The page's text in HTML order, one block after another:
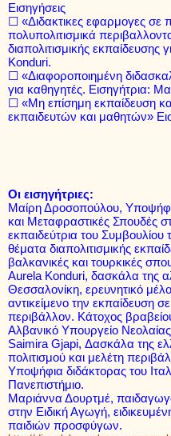
Εισηγήσεις
☐ «Διδακτικες εφαρμογες σε
πολυπολιτισμικά
διαπολιτισμικής εκπαίδευσης
Konduri.
☐ «Διαφοροποιημένη
για καθηγητές. Εισηγήτρια:
☐ «Μη επίσημη εκπαίδευση και
εκπαιδευτών και μαθητών»
Οι εισηγήτριες:
Μαίρη Δροσοπούλου,
και Μεταφραστικές Σπουδές
εκπαιδεύτρια του
θέματα διαπολιτισμικής
βαλκανικές και τουρκικές
Aurela Konduri, δασκάλα της
Θεσσαλονίκη, ερευνητικό
αντικείμενο την εκπαίδευση
περιβάλλον. Κάτοχος
Αλβανικό Υπουργείο
Saimira Gjapi, Δασκάλα της
πολιτισμού και μελέτη
Υποψήφια διδάκτορας του
Πανεπιστήμιο.
Μαριάννα Δουρτμέ,
στην Ειδική Αγωγή,
παιδιών προσφύγων.